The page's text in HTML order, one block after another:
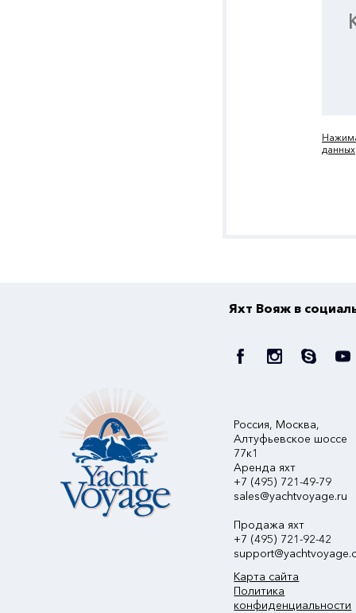
данных
Яхт Вояж в
Россия, Москва,
Алтуфьевское шоссе
77к1
Аренда яхт
+7 (495) 721-49-79
sales@yachtvoyage.ru
Продажа яхт
+7 (495) 721-92-42
Карта сайта
Политика
конфиденциальности